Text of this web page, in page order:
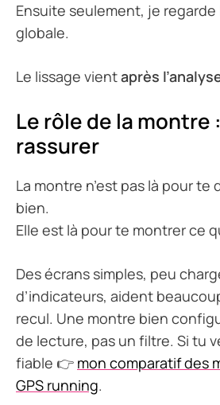
Ensuite seulement, je
globale.
Le lissage vientaprès
Le rôle de la montre
rassurer
La montre n’est pas là pour te
bien.
Elle est là pour te montrer ce
Des écrans simples, peu
d’indicateurs, aident
recul. Une montre bien
de lecture, pas un filtre. Si tu
fiable 👉 mon comparatif des
GPS running.